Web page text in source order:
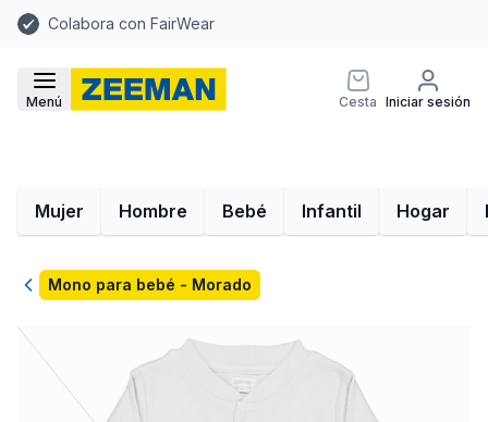
Colabora con FairWear
Menú Cesta Iniciar sesión
Mujer Hombre Bebé Infantil Hogar
VolverMono para bebé - Morado